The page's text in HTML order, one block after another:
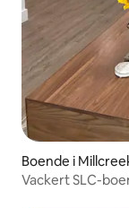
Boende i
Vackert SLC-